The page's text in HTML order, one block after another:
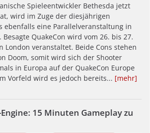
Spieleentwickler Bethesda jetzt
wird im Zuge der diesjährigen
ebenfalls eine Parallelveranstaltung in
QuakeCon wird vom 26. bis 27.
London veranstaltet. Beide Cons stehen
Doom, somit wird sich der Shooter
in Europa auf der QuakeCon Europe
Vorfeld wird es jedoch bereits... [mehr]
15 Minuten Gameplay zu